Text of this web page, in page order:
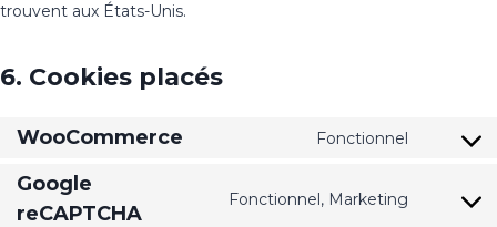
trouvent aux États-Unis.
6. Cookies placés
WooCommerce Fonctionnel
Google
reCAPTCHA
Fonctionnel, Marketing